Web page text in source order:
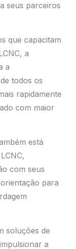
seus parceiros
que capacitam
a
a
todos os
rapidamente
com maior
está
com seus
para
soluções de
a